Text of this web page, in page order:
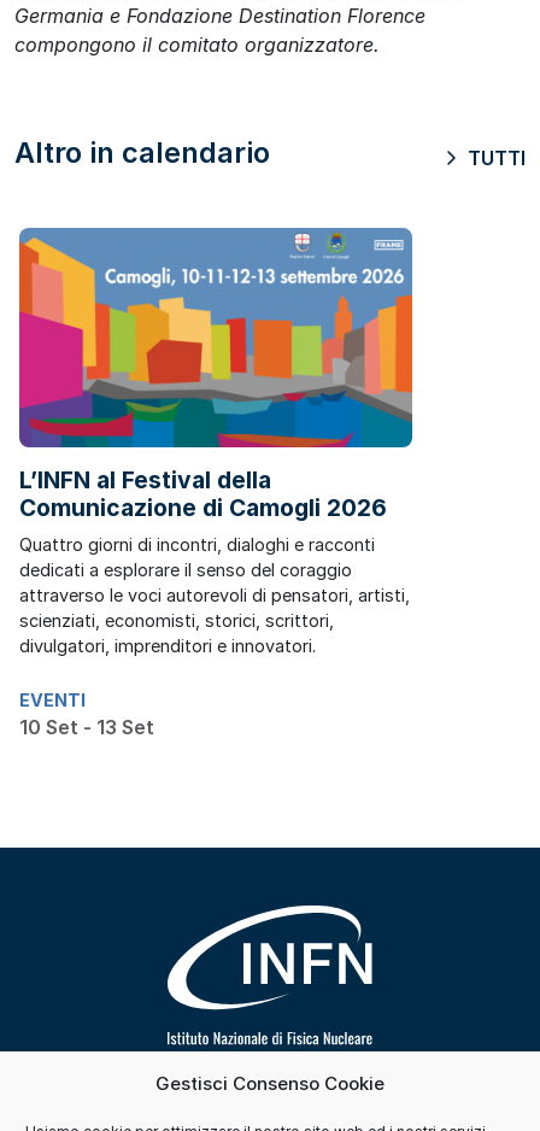
Gestisci Consenso Cookie
Germania e Fondazione Destination Florence
compongono il comitato organizzatore.
Altro in calendario TUTTI
L’INFN al Festival della
Comunicazione di Camogli 2026
Quattro giorni di incontri, dialoghi e racconti
dedicati a esplorare il senso del coraggio
attraverso le voci autorevoli di pensatori, artisti,
scienziati, economisti, storici, scrittori,
divulgatori, imprenditori e innovatori.
EVENTI
10 Set - 13 Set
Segui INFN su